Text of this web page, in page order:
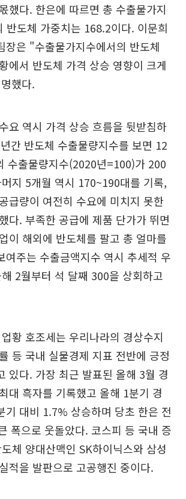
했다. 한은에 따르면 총 수출물가지
반도체 가중치는 168.2이다. 이문희
장은 "수출물가지수에서의 반도체
에서 반도체 가격 상승 영향이 크게
했다.
요 역시 가격 상승 흐름을 뒷받침하
간 반도체 수출물량지수를 보면 12
수출물량지수(2020년=100)가 200
지 5개월 역시 170~190대를 기록,
급량이 여전히 수요에 미치지 못한
다. 부족한 공급에 제품 단가가 뛰면
이 해외에 반도체를 팔고 총 얼마를
여주는 수출금액지수 역시 추세적 우
2월부터 석 달째 300을 상회하고
황 호조세는 우리나라의 경상수지
등 국내 실물경제 지표 전반에 긍정
있다. 가장 최근 발표된 올해 3월 경
대 흑자를 기록했고 올해 1분기 경
기 대비 1.7% 상승하며 당초 한은 전
폭으로 웃돌았다. 코스피 등 국내 증
체 양대산맥인 SK하이닉스와 삼성
적을 발판으로 고공행진 중이다.